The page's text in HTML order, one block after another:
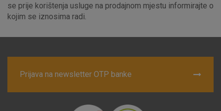
se prije korištenja usluge na prodajnom mjestu informirajte o
kojim se iznosima radi.
Prijava na newsletter OTP banke
Detaljnije informacije o kolačićima